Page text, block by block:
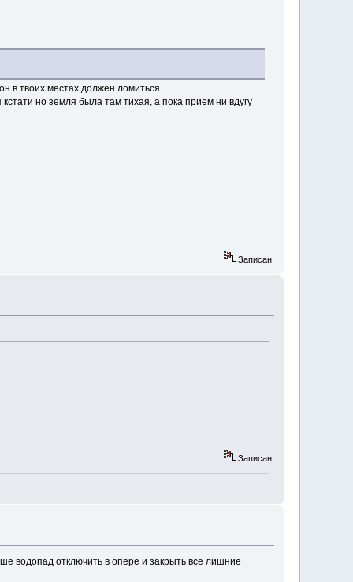
в твоих местах должен ломиться
но земля была там тихая, а пока прием ни вдугу
Записан
Записан
водопад отключить в опере и закрыть все лишние